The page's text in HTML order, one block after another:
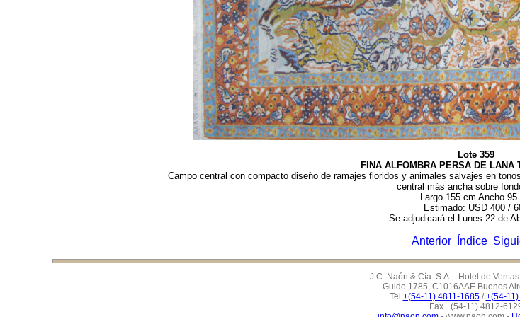
Lote 359
FINA ALFOMBRA PERSA DE LANA
Campo central con compacto diseño de ramajes floridos y animales salvajes en
central más ancha sobre
Largo 155 cm Ancho 95
Estimado: USD 400 /
Se adjudicará el Lunes 22 de
Anterior Índice
J.C. Naón & Cía. S.A. - Hotel de
Guido 1785, C1016AAE Buenos
Tel +(54-11) 4811-1685/+(54-
Fax +(54-11) 4812-